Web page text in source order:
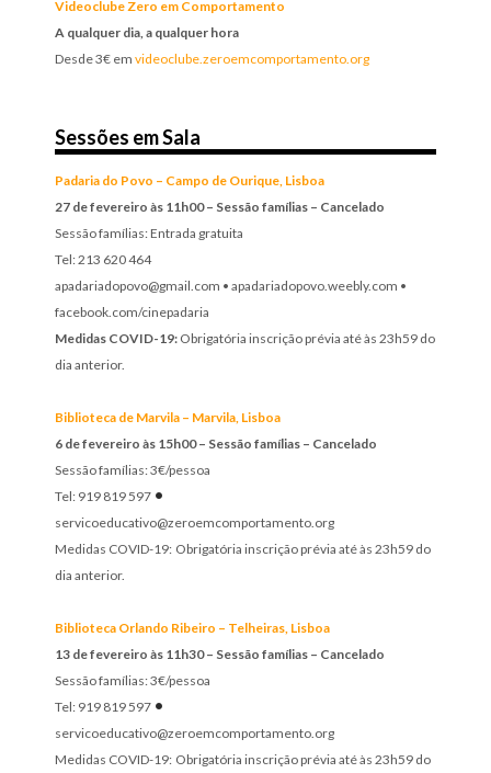
Videoclube Zero em Comportamento
A qualquer dia, a qualquer hora
Desde 3€ emvideoclube.zeroemcomportamento.org
Sessões em Sala
Padaria do Povo – Campo de Ourique, Lisboa
27 de fevereiro às 11h00 – Sessão famílias – Cancelado
Sessão famílias: Entrada gratuita
Tel: 213 620 464
apadariadopovo@gmail.com • apadariadopovo.weebly.com •
facebook.com/cinepadaria
Medidas COVID-19: Obrigatória inscrição prévia até às 23h59 do
dia anterior.
Biblioteca de Marvila – Marvila, Lisboa
6 de fevereiro às 15h00 – Sessão famílias – Cancelado
Sessão famílias: 3€/pessoa
Tel: 919 819 597 •
servicoeducativo@zeroemcomportamento.org
Medidas COVID-19: Obrigatória inscrição prévia até às 23h59 do
dia anterior.
Biblioteca Orlando Ribeiro – Telheiras, Lisboa
13 de fevereiro às 11h30 – Sessão famílias – Cancelado
Sessão famílias: 3€/pessoa
Tel: 919 819 597 •
servicoeducativo@zeroemcomportamento.org
Medidas COVID-19: Obrigatória inscrição prévia até às 23h59 do